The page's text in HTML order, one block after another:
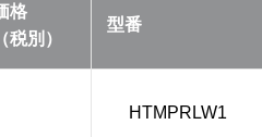
格
（税別）
型番
HTMPRLW1